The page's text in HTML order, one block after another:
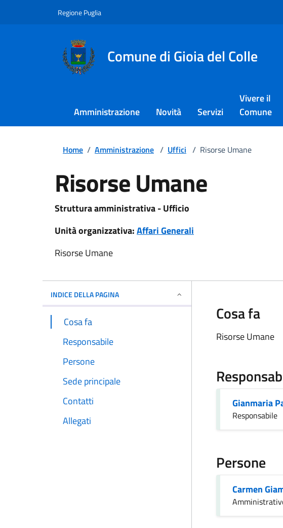
Regione Puglia
Comune di Gioia del Colle
Amministrazione Novità Servizi
Vivere il
Comune
Home / Amministrazione / Uffici / Risorse Umane
Risorse Umane
Struttura amministrativa - Ufficio
Unità organizzativa:Affari Generali
Risorse Umane
INDICE DELLA PAGINA
Cosa fa
Responsabile
Persone
Sede principale
Contatti
Allegati
Cosa fa
Risorse Umane
Gianmaria
Responsabile
Persone
Carmen